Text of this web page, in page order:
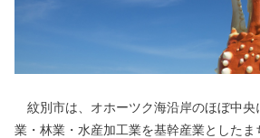
紋別市は、オホーツク海沿岸のほぼ中央
業・林業・水産加工業を基幹産業とした